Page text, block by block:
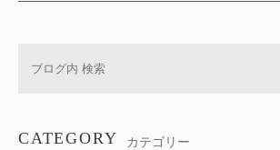
CATEGORY カテゴリー